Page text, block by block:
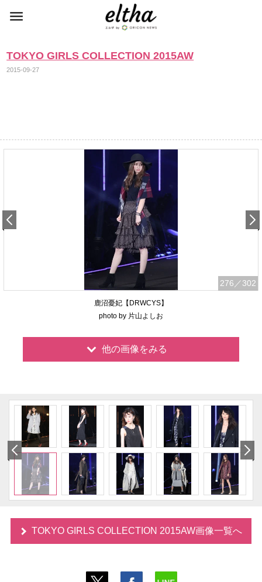
TOKYO GIRLS COLLECTION 2015AW
2015-09-27
276 ／302
鹿沼憂妃【DRWCYS】
photo by 片山よしお
他の画像をみる
TOKYO GIRLS COLLECTION 2015AW画像一覧へ